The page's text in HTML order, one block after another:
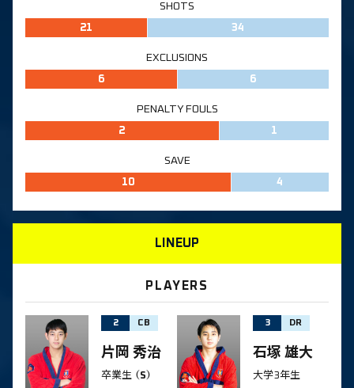
SHOTS
21
34
EXCLUSIONS
6
6
PENALTY FOULS
2
1
SAVE
10
4
LINEUP
PLAYERS
2 CB
片岡 秀治
卒業生 （S）
3 DR
石塚 雄大
大学3年生